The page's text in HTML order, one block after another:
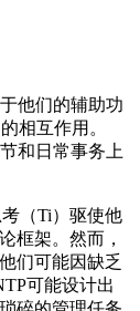
他们的辅助功
相互作用。
和日常事务上
考（Ti）驱使他
框架。然而，
们可能因缺乏
可能设计出